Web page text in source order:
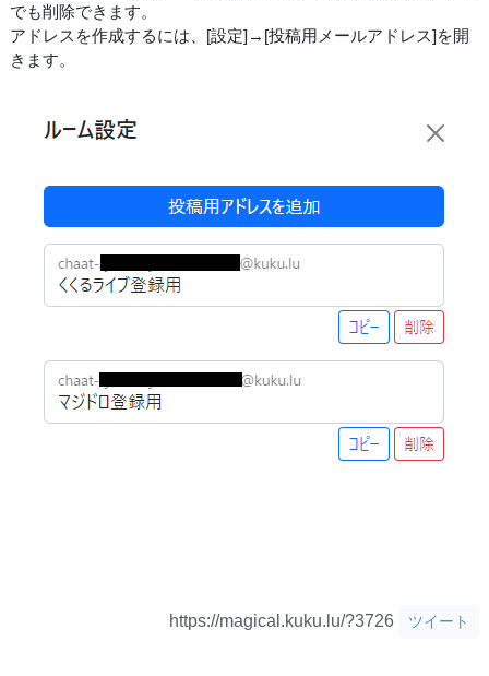
でも削除できます。
アドレスを作成するには、[設定]→[投稿用メールアドレス]を開
きます。
https://magical.kuku.lu/?3726 ツイート